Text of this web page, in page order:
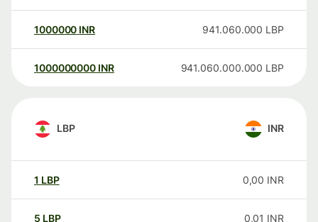
1000000 INR 941.060.000 LBP
1000000000 INR 941.060.000.000 LBP
LBP INR
1 LBP 0,00 INR
5 LBP 0,01 INR